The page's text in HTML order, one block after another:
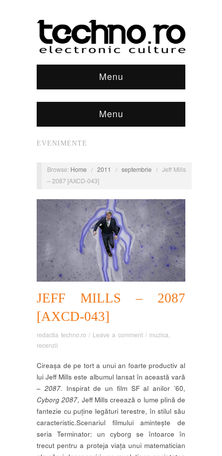
Menu
Menu
EVENIMENTE
Browse: Home / 2011 / septembrie / Jeff Mills
– 2087 [AXCD-043]
JEFF MILLS – 2087
[AXCD-043]
redactia techno.ro / Leave a comment / muzica,
recenzii
Cireașa de pe tort a unui an foarte productiv al
lui Jeff Mills este albumul lansat în această vară
– 2087. Inspirat de un film SF al anilor ’60,
Cyborg 2087, Jeff Mills creează o lume plină de
fantezie cu puține legături terestre, în stilul său
caracteristic.Scenariul filmului amintește de
seria Terminator: un cyborg se întoarce în
trecut pentru a proteja viața unui matematician